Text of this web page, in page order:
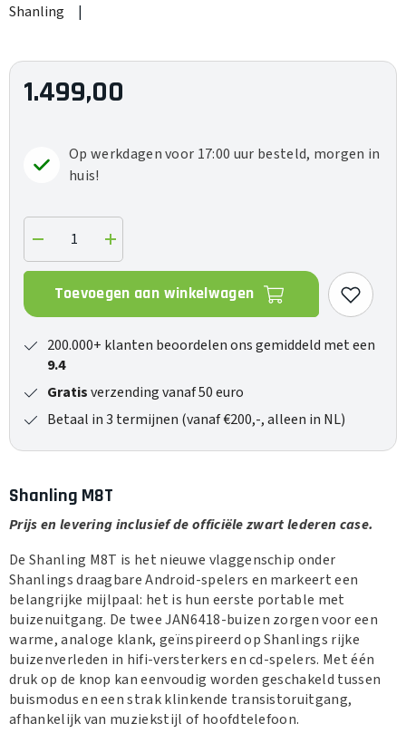
Shanling |
1.499,00
Op werkdagen voor 17:00 uur besteld, morgen in
huis!
Verlaag
de
hoeveelheid
voor
M8T
Verhoog
de
hoeveelheid
M8T
Toevoegen aan winkelwagen
200.000+ klanten beoordelen ons gemiddeld met een
9.4
Gratisverzending vanaf 50 euro
Betaal in 3 termijnen (vanaf €200,-, alleen in NL)
Shanling M8T
Prijs en levering inclusief de officiële zwart lederen case.
De Shanling M8T is het nieuwe vlaggenschip onder
Shanlings draagbare Android-spelers en markeert een
belangrijke mijlpaal: het is hun eerste portable met
buizenuitgang. De twee JAN6418-buizen zorgen voor een
warme, analoge klank, geïnspireerd op Shanlings rijke
buizenverleden in hifi-versterkers en cd-spelers. Met één
druk op de knop kan eenvoudig worden geschakeld tussen
buismodus en een strak klinkende transistoruitgang,
afhankelijk van muziekstijl of hoofdtelefoon.